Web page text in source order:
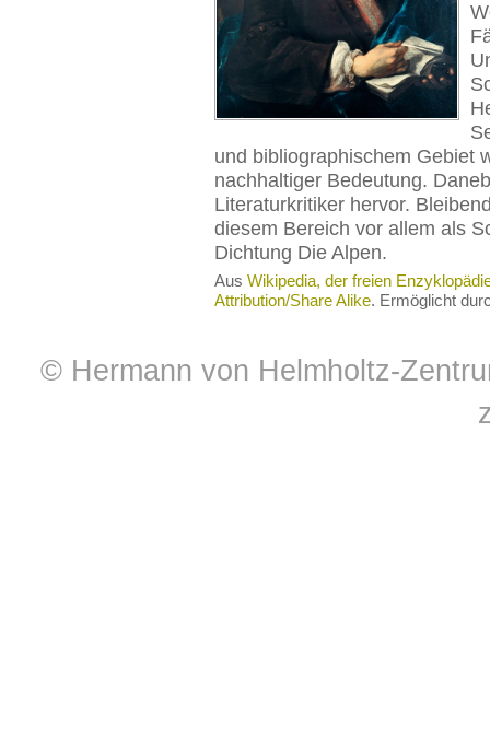
und bibliographischem Gebiet
nachhaltiger Bedeutung.
Literaturkritiker hervor.
diesem Bereich vor allem als
Dichtung Die Alpen.
Aus Wikipedia, der freien
Attribution/Share Alike. Ermöglicht
© Hermann von Helmholtz-